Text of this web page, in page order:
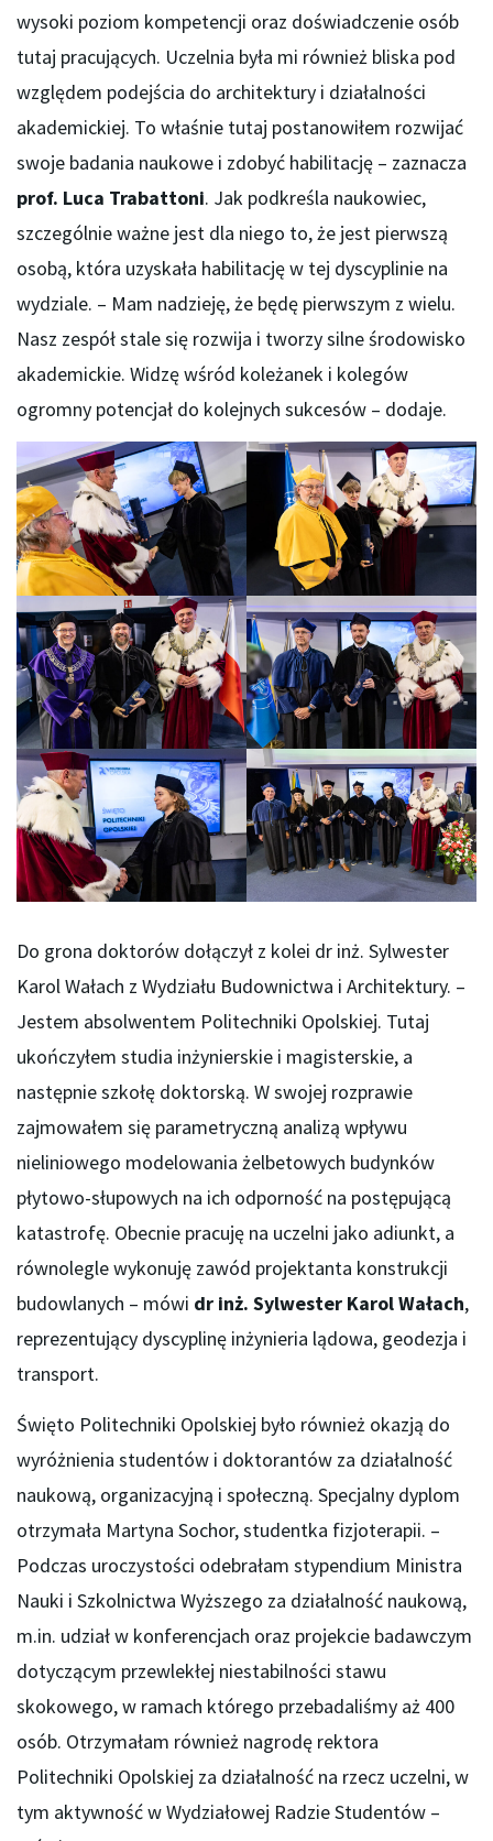
wysoki poziom kompetencji oraz doświadczenie osób
tutaj pracujących. Uczelnia była mi również bliska pod
względem podejścia do architektury i działalności
akademickiej. To właśnie tutaj postanowiłem rozwijać
swoje badania naukowe i zdobyć habilitację – zaznacza
prof. Luca Trabattoni. Jak podkreśla naukowiec,
szczególnie ważne jest dla niego to, że jest pierwszą
osobą, która uzyskała habilitację w tej dyscyplinie na
wydziale. – Mam nadzieję, że będę pierwszym z wielu.
Nasz zespół stale się rozwija i tworzy silne środowisko
akademickie. Widzę wśród koleżanek i kolegów
ogromny potencjał do kolejnych sukcesów – dodaje.
Do grona doktorów dołączył z kolei dr inż. Sylwester
Karol Wałach z Wydziału Budownictwa i Architektury. –
Jestem absolwentem Politechniki Opolskiej. Tutaj
ukończyłem studia inżynierskie i magisterskie, a
następnie szkołę doktorską. W swojej rozprawie
zajmowałem się parametryczną analizą wpływu
nieliniowego modelowania żelbetowych budynków
płytowo-słupowych na ich odporność na postępującą
katastrofę. Obecnie pracuję na uczelni jako adiunkt, a
równolegle wykonuję zawód projektanta konstrukcji
budowlanych – mówi dr inż. Sylwester Karol Wałach,
reprezentujący dyscyplinę inżynieria lądowa, geodezja i
transport.
Święto Politechniki Opolskiej było również okazją do
wyróżnienia studentów i doktorantów za działalność
naukową, organizacyjną i społeczną. Specjalny dyplom
otrzymała Martyna Sochor, studentka fizjoterapii. –
Podczas uroczystości odebrałam stypendium Ministra
Nauki i Szkolnictwa Wyższego za działalność naukową,
m.in. udział w konferencjach oraz projekcie badawczym
dotyczącym przewlekłej niestabilności stawu
skokowego, w ramach którego przebadaliśmy aż 400
osób. Otrzymałam również nagrodę rektora
Politechniki Opolskiej za działalność na rzecz uczelni, w
tym aktywność w Wydziałowej Radzie Studentów –